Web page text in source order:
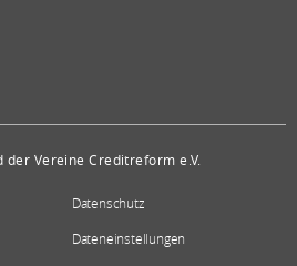
der Vereine Creditreform e.V.
Datenschutz
Dateneinstellungen